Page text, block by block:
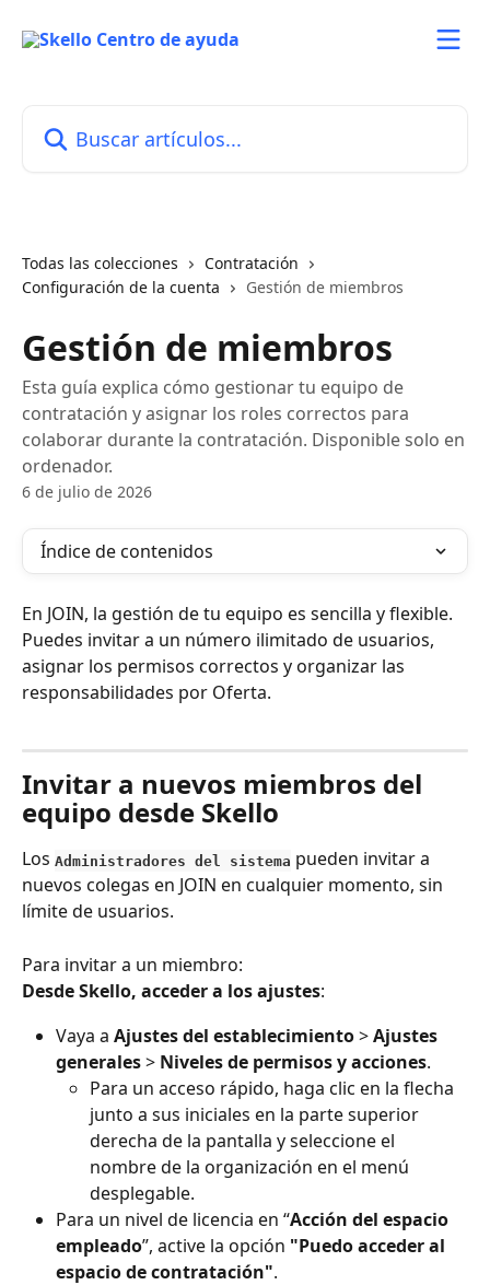
Todas las colecciones
Contratación
Configuración de la cuenta
Gestión de miembros
Gestión de miembros
Esta guía explica cómo gestionar tu equipo de
contratación y asignar los roles correctos para
colaborar durante la contratación. Disponible solo en
ordenador.
6 de julio de 2026
Índice de contenidos
En JOIN, la gestión de tu equipo es sencilla y flexible.
Puedes invitar a un número ilimitado de usuarios,
asignar los permisos correctos y organizar las
responsabilidades por Oferta.
Invitar a nuevos miembros del
equipo desde Skello
Los Administradores del sistema pueden invitar a
nuevos colegas en JOIN en cualquier momento, sin
límite de usuarios.
Para invitar a un miembro:
Desde Skello, acceder a los ajustes:
Vaya a Ajustes del establecimiento > Ajustes
generales > Niveles de permisos y acciones.
Para un acceso rápido, haga clic en la flecha
junto a sus iniciales en la parte superior
derecha de la pantalla y seleccione el
nombre de la organización en el menú
desplegable.
Para un nivel de licencia en “Acción del espacio
empleado”, active la opción "Puedo acceder al
espacio de contratación".